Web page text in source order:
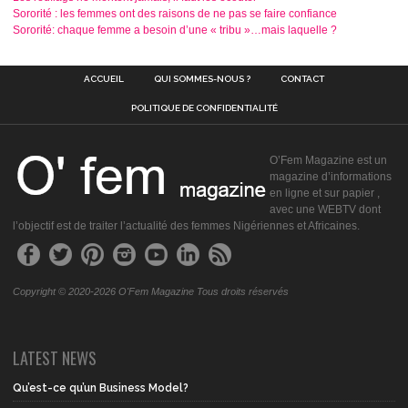
Sororité : les femmes ont des raisons de ne pas se faire confiance
Sororité: chaque femme a besoin d’une « tribu »…mais laquelle ?
ACCUEIL QUI SOMMES-NOUS ? CONTACT
POLITIQUE DE CONFIDENTIALITÉ
O’Fem Magazine est un
magazine d’informations
en ligne et sur papier ,
avec une WEBTV dont
l’objectif est de traiter l’actualité des femmes Nigériennes et Africaines.
Copyright © 2020-2026 O'Fem Magazine Tous droits réservés
LATEST NEWS
Qu’est-ce qu’un Business Model?